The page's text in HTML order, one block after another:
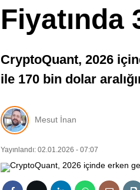
Fiyatında
CryptoQuant, 2026
ile 170 bin dolar
Mesut İnan
Yayınlandı: 02.01.2026 - 07:07